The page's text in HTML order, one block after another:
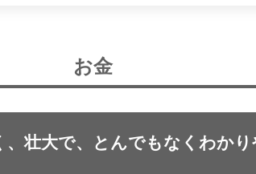
お金
壮大で、とんでもなくわかり